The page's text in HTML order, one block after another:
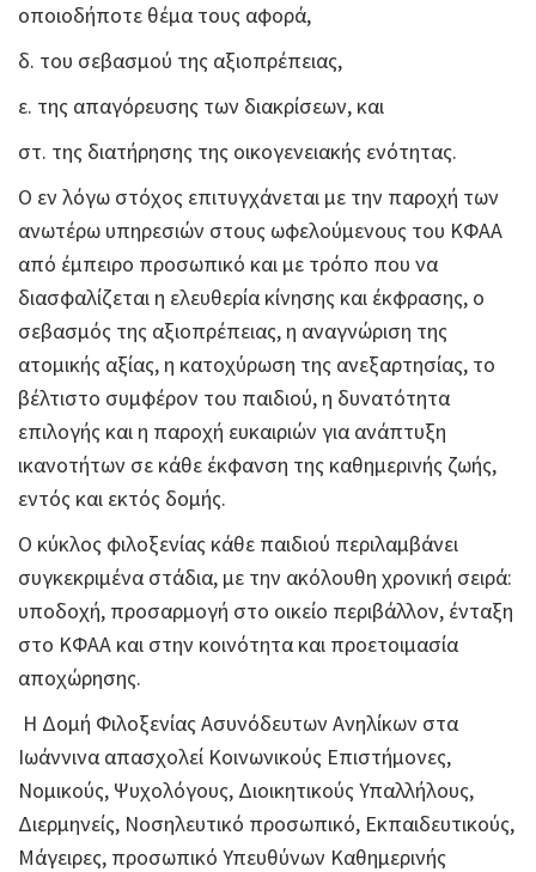
οποιοδήποτε θέμα τους αφορά,
δ. του σεβασμού της αξιοπρέπειας,
ε. της απαγόρευσης των διακρίσεων, και
στ. της διατήρησης της οικογενειακής ενότητας.
Ο εν λόγω στόχος επιτυγχάνεται με την παροχή των
ανωτέρω υπηρεσιών στους ωφελούμενους του ΚΦΑΑ
από έμπειρο προσωπικό και με τρόπο που να
διασφαλίζεται η ελευθερία κίνησης και έκφρασης, ο
σεβασμός της αξιοπρέπειας, η αναγνώριση της
ατομικής αξίας, η κατοχύρωση της ανεξαρτησίας, το
βέλτιστο συμφέρον του παιδιού, η δυνατότητα
επιλογής και η παροχή ευκαιριών για ανάπτυξη
ικανοτήτων σε κάθε έκφανση της καθημερινής ζωής,
εντός και εκτός δομής.
Ο κύκλος φιλοξενίας κάθε παιδιού περιλαμβάνει
συγκεκριμένα στάδια, με την ακόλουθη χρονική σειρά:
υποδοχή, προσαρμογή στο οικείο περιβάλλον, ένταξη
στο ΚΦΑΑ και στην κοινότητα και προετοιμασία
αποχώρησης.
Η Δομή Φιλοξενίας Ασυνόδευτων Ανηλίκων στα
Ιωάννινα απασχολεί Κοινωνικούς Επιστήμονες,
Νομικούς, Ψυχολόγους, Διοικητικούς Υπαλλήλους,
Διερμηνείς, Νοσηλευτικό προσωπικό, Εκπαιδευτικούς,
Μάγειρες, προσωπικό Υπευθύνων Καθημερινής